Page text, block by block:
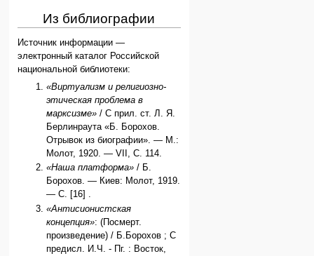
Из библиографии
Источник информации —
электронный каталог Российской
национальной библиотеки:
«Виртуализм и религиозно-
этическая проблема в
марксизме» / С прил. ст. Л. Я.
Берлинраута «Б. Борохов.
Отрывок из биографии». — М.:
Молот, 1920. — VII, С. 114.
«Наша платформа» / Б.
Борохов. — Киев: Молот, 1919.
— С. [16] .
«Антисионистская
концепция»: (Посмерт.
произведение) / Б.Борохов ; С
предисл. И.Ч. - Пг. : Восток,